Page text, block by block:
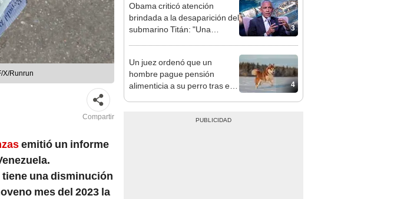
X/Runrun
Compartir
emitió un informe
una disminución
mes del 2023 la
3
Obama criticó atención
brindada a la desaparición del
submarino Titán: "Una
4
Un juez ordenó que un
hombre pague pensión
alimenticia a su perro tras el